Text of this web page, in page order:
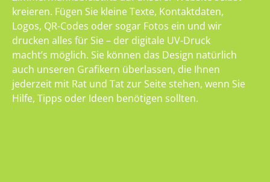
kreieren. Fügen Sie kleine Texte, Kontaktdaten,
Logos, QR-Codes oder sogar Fotos ein und wir
drucken alles für Sie – der digitale UV-Druck
macht’s möglich. Sie können das Design natürlich
auch unseren Grafikern überlassen, die Ihnen
jederzeit mit Rat und Tat zur Seite stehen, wenn Sie
Hilfe, Tipps oder Ideen benötigen sollten.